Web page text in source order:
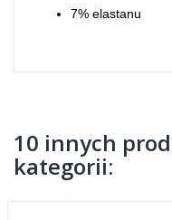
7% elastanu
10 innych
kategorii: